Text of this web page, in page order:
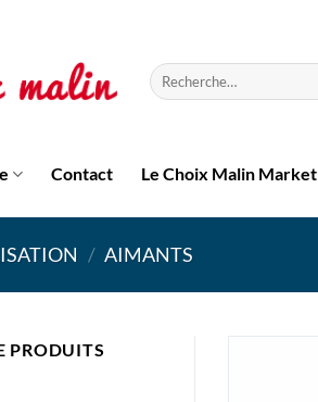
Recherche
pour :
Contact Le Choix Malin Market
/ AIMANTS
PRODUITS